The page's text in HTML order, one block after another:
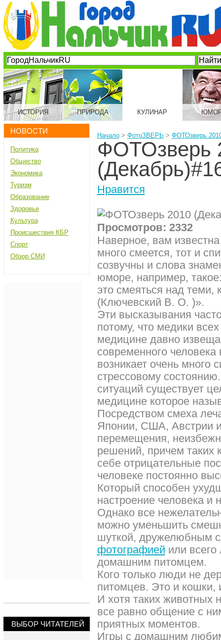
ИСТОРИЯ ПРИРОДА КУЛИНАР
НОВОСТИ
Политика
Общество
Экономика
Туризм
Образование
Здоровье
Культура
Происшествия КБР
Спорт
Обзор СМИ
ВЫБОР ЧИТАТЕЛЕЙ
Начало> ФотоЗВЕРЬ > ФОТОзверь
ФОТОзверь
Нравится
Просмотров: 2332
Наверное, вам
много смеется, тот и
созвучны и слова
юморе, например,
это смеяться над теми,
(Ключевский В. О. )».
Эти высказывания
потому, что медики
медицине давно
современного человека
возникает очень много
стрессовому
ситуаций существует
медицине которое
Посредством смеха
Японии, США, Австрии и
перемещения,
решений, причем таких
себе отрицательные
человеке постоянно
Который способен
настроение человека и
Однако все
можно уменьшить
шуткой, дружелюбным
фотографией или
домашним питомцем.
Кого только люди не
питомцев. Это и
И хотя таких животных
все равно общение с
приятных моментов.
Игры с домашним